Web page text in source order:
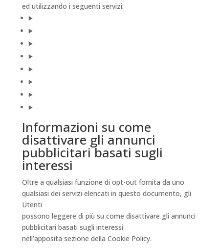
ed utilizzando i seguenti servizi:
Informazioni su come
disattivare gli annunci
pubblicitari basati sugli
interessi
Oltre a qualsiasi funzione di opt-out fornita da uno
qualsiasi dei servizi elencati in questo documento, gli
Utenti
possono leggere di più su come disattivare gli annunci
pubblicitari basati sugli interessi
nell’apposita sezione della Cookie Policy.